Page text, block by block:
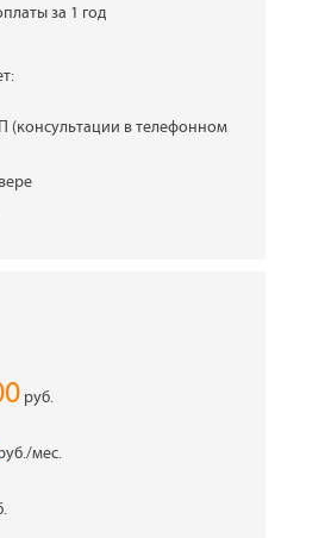
за 1 год
(консультации в телефонном
руб.
мес.